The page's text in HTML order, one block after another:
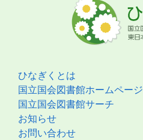
ひなぎくとは
国立国会図書館ホームページ
国立国会図書館サーチ
お知らせ
お問い合わせ